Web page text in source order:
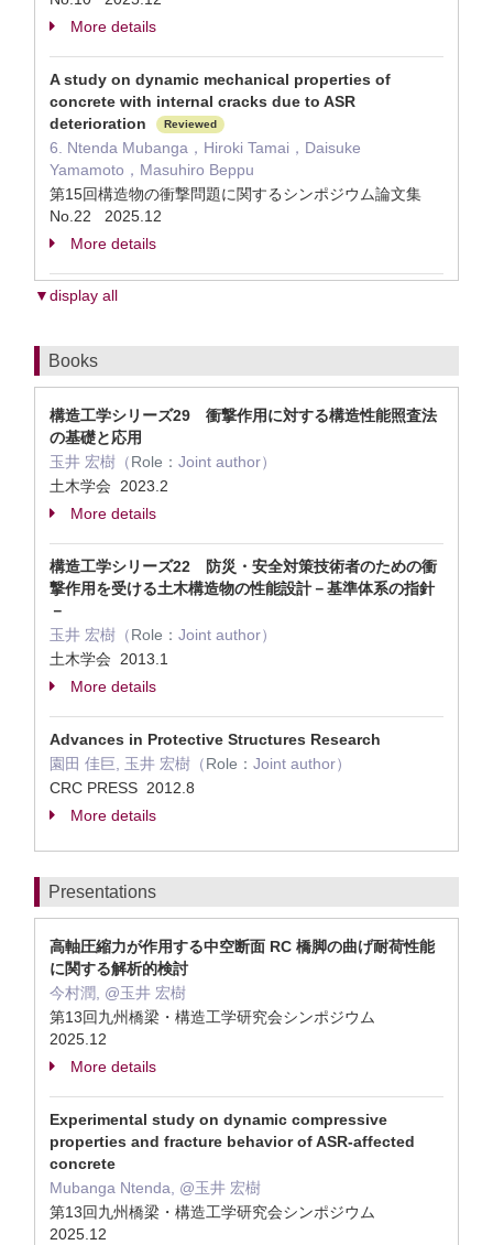
More details
A study on dynamic mechanical properties of
concrete with internal cracks due to ASR
deterioration
Reviewed
6. Ntenda Mubanga，Hiroki Tamai，Daisuke
Yamamoto，Masuhiro Beppu
第15回構造物の衝撃問題に関するシンポジウム論文集
No.22 2025.12
More details
▼display all
Books
構造工学シリーズ29 衝撃作用に対する構造性能照査法
の基礎と応用
玉井 宏樹（Role： Joint author）
土木学会 2023.2
More details
構造工学シリーズ22 防災・安全対策技術者のための衝
撃作用を受ける土木構造物の性能設計－基準体系の指針
－
玉井 宏樹（Role： Joint author）
土木学会 2013.1
More details
Advances in Protective Structures Research
園田 佳巨, 玉井 宏樹（Role： Joint author）
CRC PRESS 2012.8
More details
Presentations
⾼軸圧縮⼒が作⽤する中空断⾯ RC 橋脚の曲げ耐荷性能
に関する解析的検討
今村潤, @玉井 宏樹
第13回九州橋梁・構造工学研究会シンポジウム
2025.12
More details
Experimental study on dynamic compressive
properties and fracture behavior of ASR-affected
concrete
Mubanga Ntenda, @玉井 宏樹
第13回九州橋梁・構造工学研究会シンポジウム
2025.12